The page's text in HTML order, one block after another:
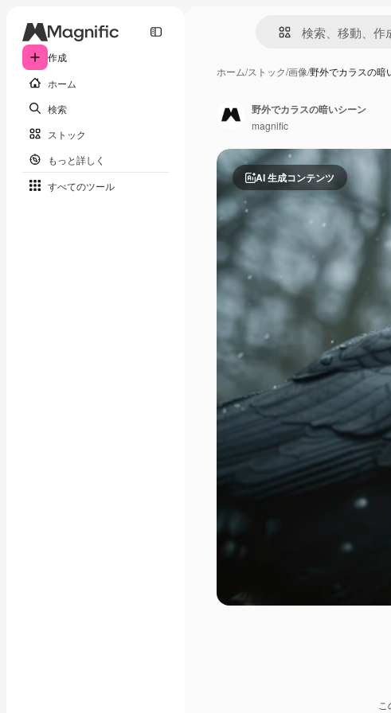
作成
ホーム
検索
ストック
もっと詳しく
すべてのツール
ホーム/ストック/画像/野外でカラスの暗
AI 生成コンテンツ
野外でカラスの暗いシーン
magnific